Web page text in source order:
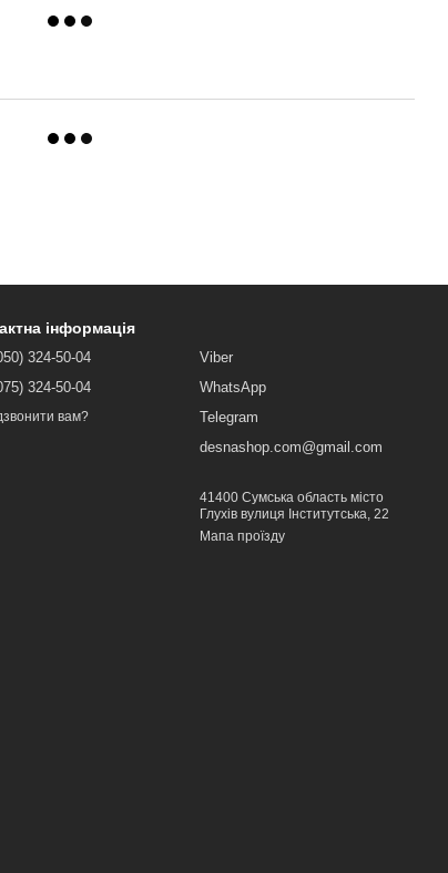
інформація
324-50-04
324-50-04
вам?
Viber
WhatsApp
Telegram
desnashop.com@gmail.com
41400 Сумська область місто
Глухів вулиця Інститутська, 22
Мапа проїзду